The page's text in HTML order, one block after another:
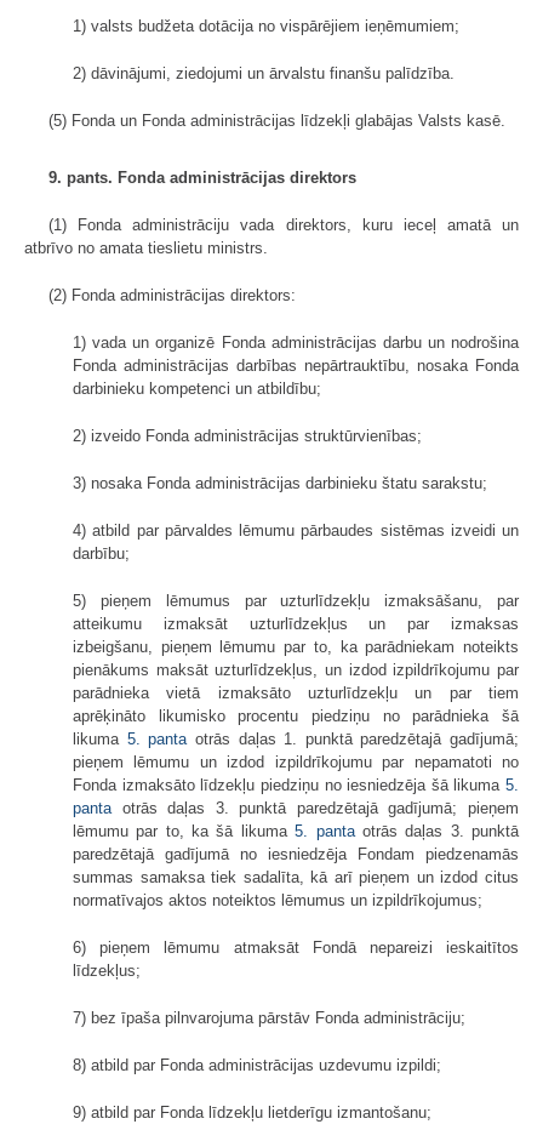
1) valsts budžeta dotācija no vispārējiem ieņēmumiem;
2) dāvinājumi, ziedojumi un ārvalstu finanšu palīdzība.
(5) Fonda un Fonda administrācijas līdzekļi glabājas Valsts kasē.
9. pants. Fonda administrācijas direktors
(1) Fonda administrāciju vada direktors, kuru ieceļ amatā un
atbrīvo no amata tieslietu ministrs.
(2) Fonda administrācijas direktors:
1) vada un organizē Fonda administrācijas darbu un nodrošina
Fonda administrācijas darbības nepārtrauktību, nosaka Fonda
darbinieku kompetenci un atbildību;
2) izveido Fonda administrācijas struktūrvienības;
3) nosaka Fonda administrācijas darbinieku štatu sarakstu;
4) atbild par pārvaldes lēmumu pārbaudes sistēmas izveidi un
darbību;
5) pieņem lēmumus par uzturlīdzekļu izmaksāšanu, par
atteikumu izmaksāt uzturlīdzekļus un par izmaksas
izbeigšanu, pieņem lēmumu par to, ka parādniekam noteikts
pienākums maksāt uzturlīdzekļus, un izdod izpildrīkojumu par
parādnieka vietā izmaksāto uzturlīdzekļu un par tiem
aprēķināto likumisko procentu piedziņu no parādnieka šā
likuma 5. pantaotrās daļas 1. punktā paredzētajā gadījumā;
pieņem lēmumu un izdod izpildrīkojumu par nepamatoti no
Fonda izmaksāto līdzekļu piedziņu no iesniedzēja šā likuma 5.
pantaotrās daļas 3. punktā paredzētajā gadījumā; pieņem
lēmumu par to, ka šā likuma5. pantaotrās daļas 3. punktā
paredzētajā gadījumā no iesniedzēja Fondam piedzenamās
summas samaksa tiek sadalīta, kā arī pieņem un izdod citus
normatīvajos aktos noteiktos lēmumus un izpildrīkojumus;
6) pieņem lēmumu atmaksāt Fondā nepareizi ieskaitītos
līdzekļus;
7) bez īpaša pilnvarojuma pārstāv Fonda administrāciju;
8) atbild par Fonda administrācijas uzdevumu izpildi;
9) atbild par Fonda līdzekļu lietderīgu izmantošanu;